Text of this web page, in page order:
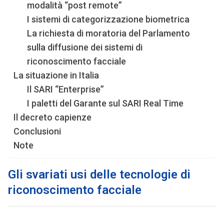
modalità “post remote”
I sistemi di categorizzazione biometrica
La richiesta di moratoria del Parlamento
sulla diffusione dei sistemi di
riconoscimento facciale
La situazione in Italia
Il SARI “Enterprise”
I paletti del Garante sul SARI Real Time
Il decreto capienze
Conclusioni
Note
Gli svariati usi delle tecnologie di
riconoscimento facciale